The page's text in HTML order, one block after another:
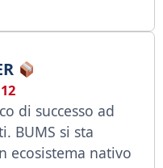
Farm:
di successo ad
BUMS si sta
ecosistema nativo